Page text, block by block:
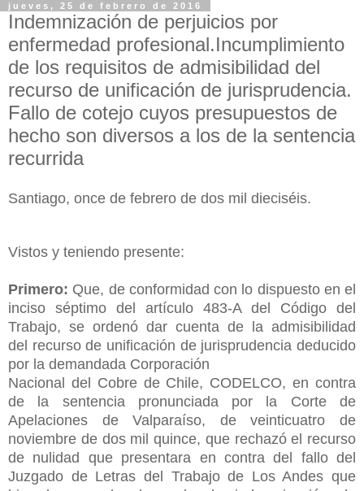
jueves, 25 de febrero de 2016
Indemnización de perjuicios por
enfermedad profesional.Incumplimiento
de los requisitos de admisibilidad del
recurso de unificación de jurisprudencia.
Fallo de cotejo cuyos presupuestos de
hecho son diversos a los de la sentencia
recurrida
Santiago, once de febrero de dos mil dieciséis.
Vistos y teniendo presente:
Primero: Que, de conformidad con lo dispuesto en el
inciso séptimo del artículo 483-A del Código del
Trabajo, se ordenó dar cuenta de la admisibilidad
del recurso de unificación de jurisprudencia deducido
por la demandada Corporación
Nacional del Cobre de Chile, CODELCO, en contra
de la sentencia pronunciada por la Corte de
Apelaciones de Valparaíso, de veinticuatro de
noviembre de dos mil quince, que rechazó el recurso
de nulidad que presentara en contra del fallo del
Juzgado de Letras del Trabajo de Los Andes que